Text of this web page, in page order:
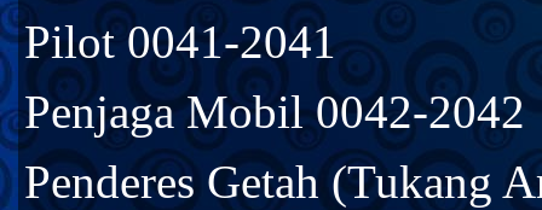
Pilot 0041-2041
Penjaga Mobil 0042-2042
Penderes Getah (Tukang